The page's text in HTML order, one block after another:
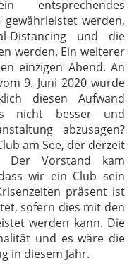
entsprechendes
gewährleistet werden,
Distancing und die
werden. Ein weiterer
einzigen Abend. An
9. Juni 2020 wurde
diesen Aufwand
nicht besser und
abzusagen?
am See, der derzeit
Der Vorstand kam
wir ein Club sein
präsent ist
sofern dies mit den
werden kann. Die
und es wäre die
in diesem Jahr.